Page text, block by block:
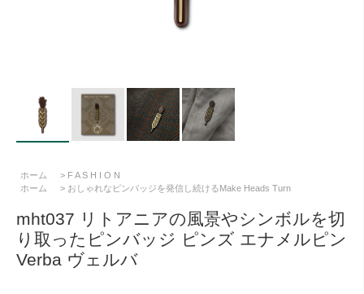
ホーム > F A S H I O N
ホーム
> おしゃれなピンバッジを発信し続けるMake Heads Turn
mht037 リトアニアの風景やシンボルを切
り取ったピンバッジ ピンズ エナメルピン
Verba ヴェルバ